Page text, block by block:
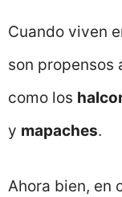
Cuando viven
son propensos
como los
y mapaches.
Ahora bien, en